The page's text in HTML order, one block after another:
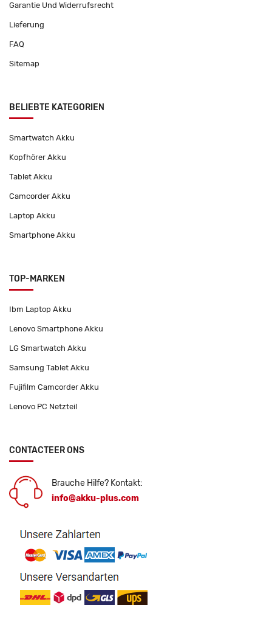
Garantie Und Widerrufsrecht
Lieferung
FAQ
Sitemap
BELIEBTE KATEGORIEN
Smartwatch Akku
Kopfhörer Akku
Tablet Akku
Camcorder Akku
Laptop Akku
Smartphone Akku
TOP-MARKEN
Ibm Laptop Akku
Lenovo Smartphone Akku
LG Smartwatch Akku
Samsung Tablet Akku
Fujifilm Camcorder Akku
Lenovo PC Netzteil
CONTACTEER ONS
Brauche Hilfe? Kontakt:
info@akku-plus.com